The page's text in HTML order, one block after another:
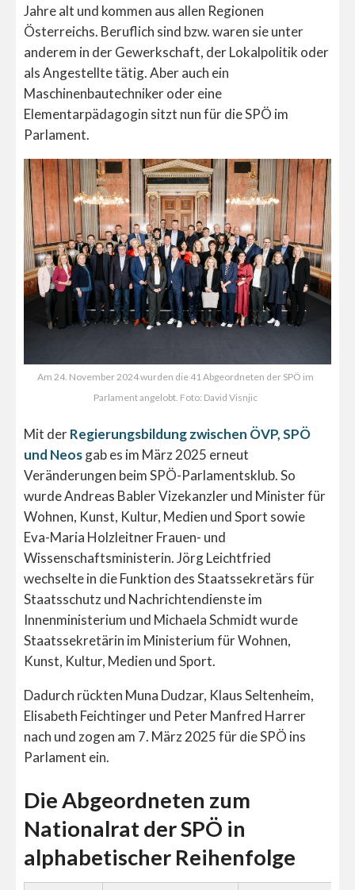
Jahre alt und kommen aus allen Regionen
Österreichs. Beruflich sind bzw. waren sie unter
anderem in der Gewerkschaft, der Lokalpolitik oder
als Angestellte tätig. Aber auch ein
Maschinenbautechniker oder eine
Elementarpädagogin sitzt nun für die SPÖ im
Parlament.
Am 24. November 2024 wurden die 41 Abgeordneten der SPÖ im
Parlament angelobt. Foto: David Visnjic
Mit derRegierungsbildung zwischen ÖVP, SPÖ
und Neosgab es im März 2025 erneut
Veränderungen beim SPÖ-Parlamentsklub. So
wurde Andreas Babler Vizekanzler und Minister für
Wohnen, Kunst, Kultur, Medien und Sport sowie
Eva-Maria Holzleitner Frauen- und
Wissenschaftsministerin. Jörg Leichtfried
wechselte in die Funktion des Staatssekretärs für
Staatsschutz und Nachrichtendienste im
Innenministerium und Michaela Schmidt wurde
Staatssekretärin im Ministerium für Wohnen,
Kunst, Kultur, Medien und Sport.
Dadurch rückten Muna Dudzar, Klaus Seltenheim,
Elisabeth Feichtinger und Peter Manfred Harrer
nach und zogen am 7. März 2025 für die SPÖ ins
Parlament ein.
Die Abgeordneten zum
Nationalrat der SPÖ in
alphabetischer Reihenfolge